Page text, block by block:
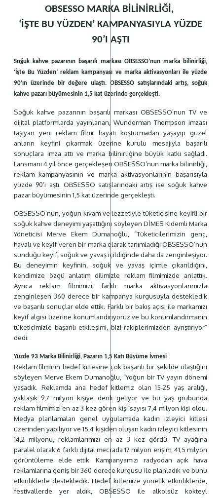
OBSESSO MARKA BİLİNİRLİĞİ,
‘İŞTE BU YÜZDEN’ KAMPANYASIYLA YÜZDE
90’I AŞTI
Soğuk kahve pazarının başarılı markası OBSESSO’nun marka bilinirliği,
‘İşte Bu Yüzden’ reklam kampanyası ve marka aktivasyonları ile yüzde
90’ın üzerinde bir değere ulaştı. OBSESSO satışlarındaki artış, soğuk
kahve pazarı büyümesinin 1,5 kat üzerinde gerçekleşti.
Soğuk kahve pazarının başarılı markası OBSESSO’nun TV ve
dijital platformlarda yayınlanan, Wunderman Thompson imzası
taşıyan yeni reklam filmi, hayatı koşturmadan yaşayıp güzel
anların keyfini çıkarmak üzerine kurulu mesajıyla başarılı
sonuçlara imza attı ve marka bilinirliğine büyük katkı sağladı.
Lansmanı 4 yıl önce gerçekleşen OBSESSO’nun marka bilinirliği,
reklam kampanyasının ve marka aktivasyonlarının başarısıyla
yüzde 90’ı aştı. OBSESSO satışlarındaki artış ise soğuk kahve
pazar büyümesinin 1,5 kat üzerinde gerçekleşti.
OBSESSO’nun, yoğun kıvam ve lezzetiyle tüketicisine keyifli bir
soğuk kahve deneyimi yaşattığını söyleyen DİMES Kıdemli Marka
Yöneticisi Merve Ekem Dumanoğlu, “Tüketicilerimizin genç,
havalı ve keyif veren bir marka olarak tanımladığı OBSESSO’nun
sunduğu keyif, soğuk ve yavaş içildiğinde daha da zenginleşiyor.
Bu deneyimin keyfinin, soğuk ve yavaş içimle çıkarıldığını,
kendimize özgü anlatım dilimizle reklam filmimizde anlattık.
Ayrıca reklam filmimizi, farklı marka aktivasyonlarımızla
zenginleşen 360 derece bir kampanya kurgusuyla destekledik
ve başarılı sonuçlar elde ettik. Farklı bir bakış açısı ile markamızı
keyif algısı üzerine konumlandırıyoruz ve bu konumlandırmanın
tüketicimizle başarılı etkileşimi, bizi rakiplerimizden ayrıştırıyor”
dedi.
Yüzde 93 Marka Bilinirliği, Pazarın 1,5 Katı Büyüme İvmesi
Reklam filminin hedef kitlesine çok başarılı bir şekilde ulaştığını
söyleyen Merve Ekem Dumanoğlu, “Yoğun bir TV yayın dönemi
yaşadık. Reklamda ana hedef kitlemiz olan 15-25 yaş aralığı,
yaklaşık 9,7 milyon kişiye denk geliyor ve bu yaş grubunda
reklam filmimizi en az 3 kez gören kişi sayısı 7,4 milyon kişi oldu.
Medya planlamaları genel uygulamada kadın izleyici kitlesi
üzerinden yapılıyor ve 15,4 kişiden oluşan kadın izleyici kitlesinin
14,2 milyonu, reklamlarımızı en az 3 kez gördü. TV ayağına
paralel olarak 6 farklı dijital mecrada 17 milyon erişim, 41,5 milyon
görüntüleme elde ettik. Kampanyamızı radyodan açık hava
reklamlarına geniş bir 360 derece kurgusu ile planladık ve bunu
etkinliklerle destekledik. Hedef kitlemize yönelik etkinliklerde,
festivallerde yer aldık, OBSESSO ile alkolsüz kokteyl